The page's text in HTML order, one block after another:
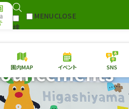
検
MENUCLOSE
本日の開園情報 チケ
園内MAP イベント
園内MAP イベント SNS